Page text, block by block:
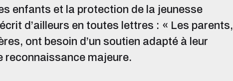
enfants et la protection de la jeunesse
d’ailleurs en toutes lettres : « Les parents,
ont besoin d’un soutien adapté à leur
reconnaissance majeure.